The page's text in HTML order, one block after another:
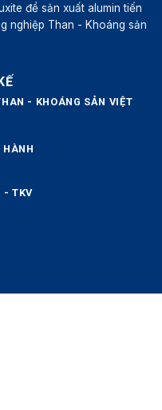
để sản xuất alumin tiến
nghiệp Than - Khoáng sản
- KHOÁNG SẢN VIỆT
HÀNH
- TKV